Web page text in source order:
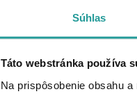
Súhlas
Táto webstránka používa
Na prispôsobenie obsahu